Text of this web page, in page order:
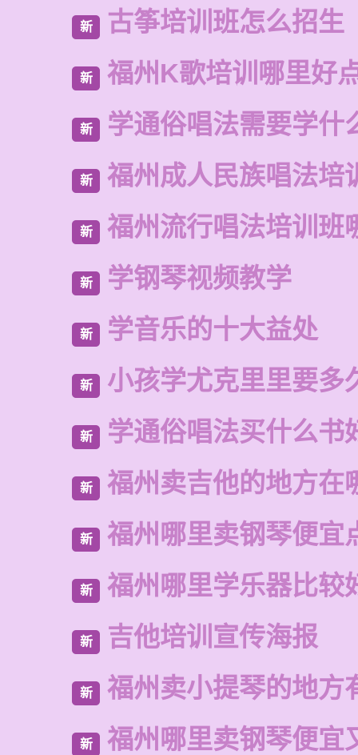
新 古筝培训班怎么招生
新 福州K歌培训哪里好
新 学通俗唱法需要学什
新 福州成人民族唱法培
新 福州流行唱法培训班
新 学钢琴视频教学
新 学音乐的十大益处
新 小孩学尤克里里要多
新 学通俗唱法买什么书
新 福州卖吉他的地方在
新 福州哪里卖钢琴便宜
新 福州哪里学乐器比较
新 吉他培训宣传海报
新 福州卖小提琴的地方
新 福州哪里卖钢琴便宜